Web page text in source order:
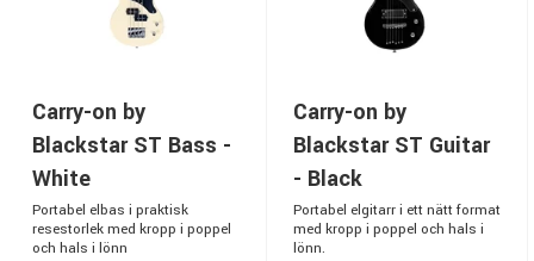
Carry-on by
Blackstar ST Bass -
White
Portabel elbas i praktisk
resestorlek med kropp i poppel
och hals i lönn
Carry-on by
Blackstar ST Guitar
- Black
Portabel elgitarr i ett nätt format
med kropp i poppel och hals i
lönn.